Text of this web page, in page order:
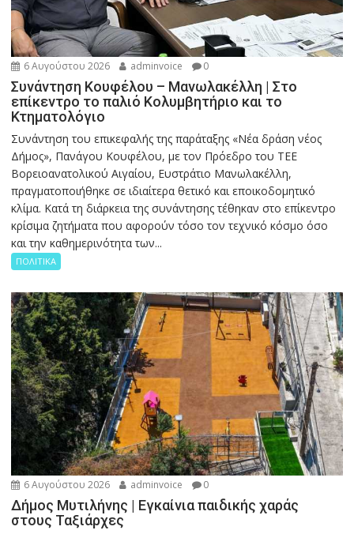
6 Αυγούστου 2026 adminvoice 0
Συνάντηση Κουφέλου – Μανωλακέλλη | Στο
επίκεντρο το παλιό Κολυμβητήριο και το
Κτηματολόγιο
Συνάντηση του επικεφαλής της παράταξης «Νέα δράση νέος
Δήμος», Πανάγου Κουφέλου, με τον Πρόεδρο του ΤΕΕ
Βορειοανατολικού Αιγαίου, Ευστράτιο Μανωλακέλλη,
πραγματοποιήθηκε σε ιδιαίτερα θετικό και εποικοδομητικό
κλίμα. Κατά τη διάρκεια της συνάντησης τέθηκαν στο επίκεντρο
κρίσιμα ζητήματα που αφορούν τόσο τον τεχνικό κόσμο όσο
και την καθημερινότητα των...
ΠΟΛΙΤΙΚΑ
6 Αυγούστου 2026 adminvoice 0
Δήμος Μυτιλήνης | Εγκαίνια παιδικής χαράς
στους Ταξιάρχες